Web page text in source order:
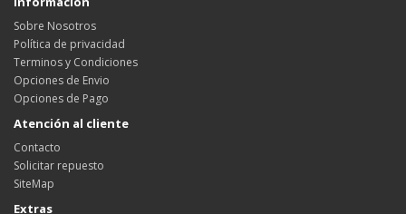
Sobre Nosotros
Política de privacidad
Terminos y Condiciones
Opciones de Envio
Opciones de Pago
Atención al cliente
Contacto
Solicitar repuesto
SiteMap
Extras